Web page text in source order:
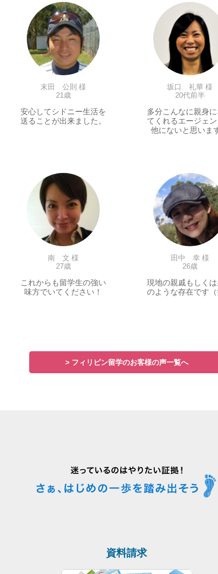
末田 公則 様
21歳
安心してシドニー生活を
送ることが出来ました。
坂口 礼華 様
20代前半
多分こんなに親身
てくれるエージェ
他にないと思いま
南 文 様
27歳
これからも留学生の強い
味方でいてください！
田中 幸 様
26歳
現地の親戚もしく
のような存在です
> フィリピン留学のお客様の声一覧へ
資料請求